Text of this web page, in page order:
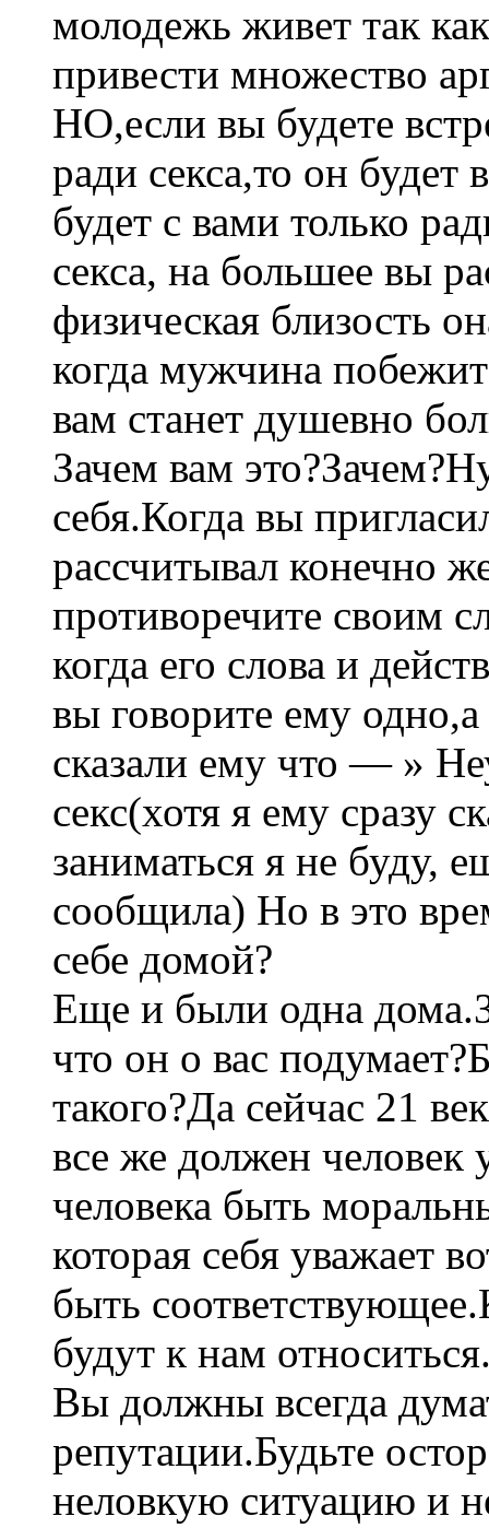
молодежь живет так
привести множество
НО,если вы будете
ради секса,то он будет
будет с вами только
секса, на большее вы
физическая близость
когда мужчина
вам станет душевно
Зачем вам
себя.Когда вы
рассчитывал конечно
противоречите своим
когда его слова и
вы говорите ему
сказали ему что — »
секс(хотя я ему сразу
заниматься я не буду,
сообщила) Но в это
себе домой?
Еще и были одна
что он о вас
такого?Да сейчас 21
все же должен человек
человека быть
которая себя уважает
быть
будут к нам
Вы должны всегда
репутации.Будьте
неловкую ситуацию и